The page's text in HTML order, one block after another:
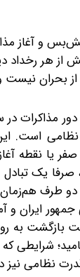
و آغاز
از هر رخداد
بحران
مذاکرات
نظامی است.
یا نقطه
صرفا یک
دو طرف
ایران و
بازگشت به
شرایطی
قدرت نظامی